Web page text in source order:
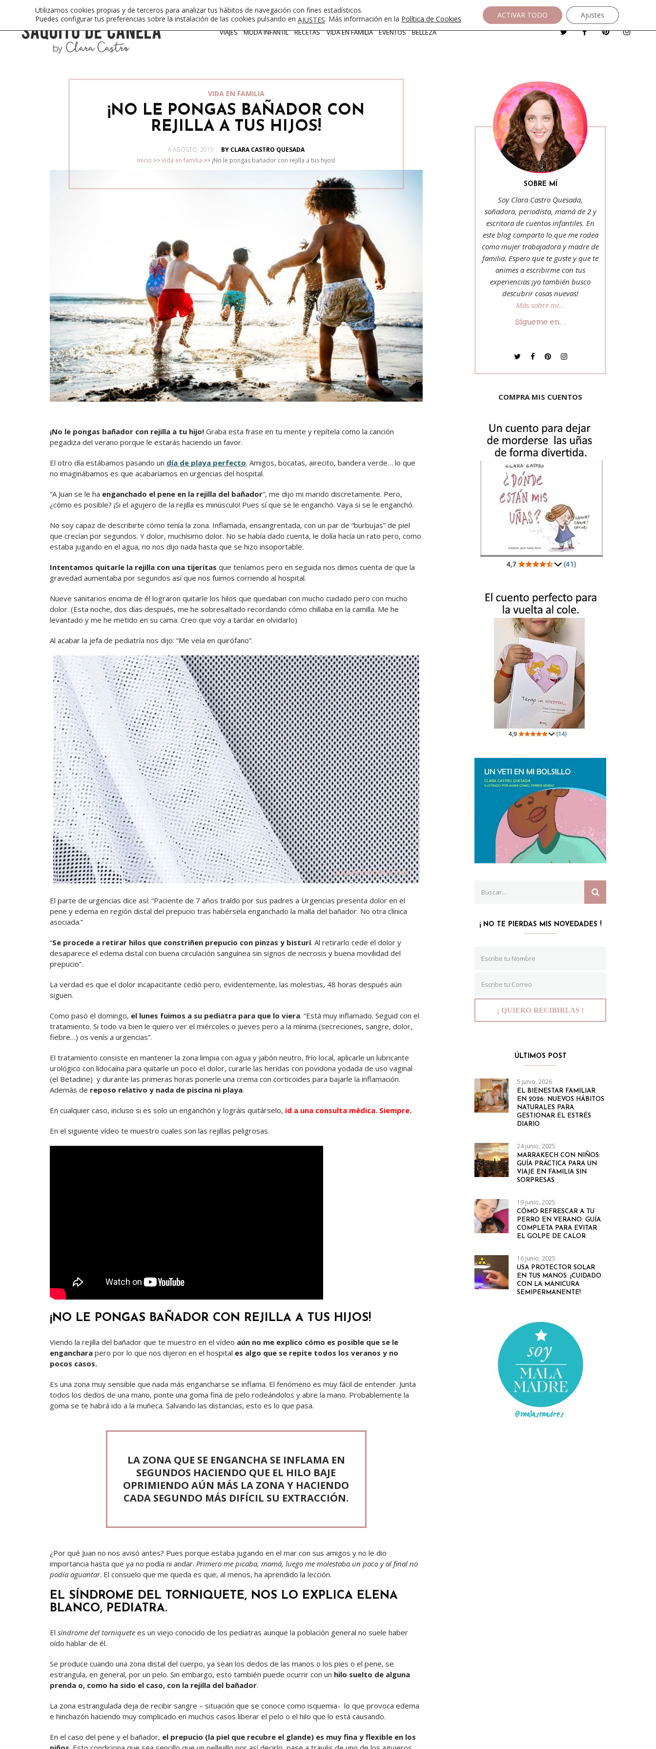
VIAJES MODA INFANTIL RECETAS VIDA EN FAMILIA EVENTOS BELLEZA
VIDA EN FAMILIA
¡NO LE PONGAS BAÑADOR CON
REJILLA A TUS HIJOS!
POSTED
ON
6 AGOSTO, 2019
BY CLARA CASTRO QUESADA
Inicio >>Vida en familia >> ¡No le pongas bañador con rejilla a tus hijos!
¡No le pongas bañador con rejilla a tu hijo! Graba esta frase en tu mente y repítela como la canción
pegadiza del verano porque le estarás haciendo un favor.
El otro día estábamos pasando un día de playa perfecto. Amigos, bocatas, airecito, bandera verde… lo que
no imaginábamos es que acabaríamos en urgencias del hospital.
“A Juan se le ha enganchado el pene en la rejilla del bañador“, me dijo mi marido discretamente. Pero,
¿cómo es posible? ¡Si el agujero de la rejilla es minúsculo! Pues sí que se le enganchó. Vaya si se le enganchó.
No soy capaz de describirte cómo tenía la zona. Inflamada, ensangrentada, con un par de “burbujas” de piel
que crecían por segundos. Y dolor, muchísimo dolor. No se había dado cuenta, le dolía hacía un rato pero, como
estaba jugando en el agua, no nos dijo nada hasta que se hizo insoportable.
Intentamos quitarle la rejilla con una tijeritas que teníamos pero en seguida nos dimos cuenta de que la
gravedad aumentaba por segundos así que nos fuimos corriendo al hospital.
Nueve sanitarios encima de él lograron quitarle los hilos que quedaban con mucho cuidado pero con mucho
dolor. (Esta noche, dos días después, me he sobresaltado recordando cómo chillaba en la camilla. Me he
levantado y me he metido en su cama. Creo que voy a tardar en olvidarlo)
Al acabar la jefa de pediatría nos dijo: “Me veía en quirófano”.
El parte de urgencias dice así: “Paciente de 7 años traído por sus padres a Urgencias presenta dolor en el
pene y edema en región distal del prepucio tras habérsela enganchado la malla del bañador. No otra clínica
asociada.”
“Se procede a retirar hilos que constriñen prepucio con pinzas y bisturí. Al retirarlo cede el dolor y
desaparece el edema distal con buena circulación sanguínea sin signos de necrosis y buena movilidad del
prepucio”.
La verdad es que el dolor incapacitante cedió pero, evidentemente, las molestias, 48 horas después aún
siguen.
Como pasó el domingo, el lunes fuimos a su pediatra para que lo viera. “Está muy inflamado. Seguid con el
tratamiento. Si todo va bien le quiero ver el miércoles o jueves pero a la mínima (secreciones, sangre, dolor,
fiebre…) os venís a urgencias”.
El tratamiento consiste en mantener la zona limpia con agua y jabón neutro, frío local, aplicarle un lubricante
urológico con lidocaína para quitarle un poco el dolor, curarle las heridas con povidona yodada de uso vaginal
(el Betadine) y durante las primeras horas ponerle una crema con corticoides para bajarle la inflamación.
Además de reposo relativo y nada de piscina ni playa.
En cualquier caso, incluso si es solo un enganchón y lográis quitárselo, id a una consulta médica. Siempre.
En el siguiente vídeo te muestro cuales son las rejillas peligrosas.
¡NO LE PONGAS BAÑADOR CON REJILLA A TUS HIJOS!
Viendo la rejilla del bañador que te muestro en el vídeo aún no me explico cómo es posible que se le
enganchara pero por lo que nos dijeron en el hospital es algo que se repite todos los veranos y no
pocos casos.
Es una zona muy sensible que nada más engancharse se inflama. El fenómeno es muy fácil de entender. Junta
todos los dedos de una mano, ponte una goma fina de pelo rodeándolos y abre la mano. Probablemente la
goma se te habrá ido a la muñeca. Salvando las distancias, esto es lo que pasa.
LA ZONA QUE SE ENGANCHA SE INFLAMA EN
SEGUNDOS HACIENDO QUE EL HILO BAJE
OPRIMIENDO AÚN MÁS LA ZONAY HACIENDO
CADA SEGUNDO MÁS DIFÍCIL SU EXTRACCIÓN.
¿Por qué Juan no nos avisó antes? Pues porque estaba jugando en el mar con sus amigos y no le dio
importancia hasta que ya no podía ni andar. Primero me picaba, mamá, luego me molestaba un poco y al final no
podía aguantar. El consuelo que me queda es que, al menos, ha aprendido la lección.
EL SÍNDROME DEL TORNIQUETE, NOS LO EXPLICA ELENA
BLANCO, PEDIATRA.
El síndrome del torniquete es un viejo conocido de los pediatras aunque la población general no suele haber
oído hablar de él.
Se produce cuando una zona distal del cuerpo, ya sean los dedos de las manos o los pies o el pene, se
estrangula, en general, por un pelo. Sin embargo, esto también puede ocurrir con un hilo suelto de alguna
prenda o, como ha sido el caso, con la rejilla del bañador.
La zona estrangulada deja de recibir sangre – situación que se conoce como isquemia- lo que provoca edema
e hinchazón haciendo muy complicado en muchos casos liberar el pelo o el hilo que lo está causando.
En el caso del pene y el bañador, el prepucio (la piel que recubre el glande) es muy fina y flexible en los
SOBRE MÍ
Soy Clara Castro Quesada,
soñadora, periodista, mamá de 2 y
escritora de cuentos infantiles. En
este blog comparto lo que me rodea
como mujer trabajadora y madre de
familia. Espero que te guste y que te
animes a escribirme con tus
experiencias ¡yo también busco
descubrir cosas nuevas!
Más sobre mí...
Sígueme en...
COMPRA MIS CUENTOS
for:
¡ NO TE PIERDAS MIS NOVEDADES !
ÚLTIMOS POST
5 junio, 2026
EL BIENESTAR FAMILIAR
EN 2026: NUEVOS HÁBITOS
NATURALES PARA
GESTIONAR EL ESTRÉS
DIARIO
24 junio, 2025
MARRAKECH CON NIÑOS:
GUÍA PRÁCTICA PARA UN
VIAJE EN FAMILIA SIN
SORPRESAS
19 junio, 2025
CÓMO REFRESCAR A TU
PERRO EN VERANO: GUÍA
COMPLETA PARA EVITAR
EL GOLPE DE CALOR
16 junio, 2025
USA PROTECTOR SOLAR
EN TUS MANOS: ¡CUIDADO
CON LA MANICURA
SEMIPERMANENTE!
Utilizamos cookies propias y de terceros para analizar tus hábitos de navegación con fines estadísticos.
Puedes configurar tus preferencias sobre la instalación de las cookies pulsando en AJUSTES. Más información en la Política de Cookies ACTIVAR TODO Ajustes